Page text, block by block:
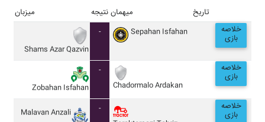
میزبان نتیجه میهمان تاریخ
Shams Azar Qazvin
- Sepahan Isfahan خلاصه
بازی
Zobahan Isfahan
-
Chadormalo Ardakan
خلاصه
بازی
Malavan Anzali
-
خلاصه
بازی